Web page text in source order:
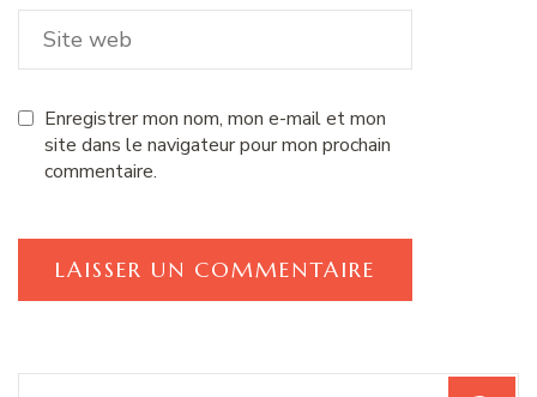
Enregistrer mon nom, mon e-mail et mon
site dans le navigateur pour mon prochain
commentaire.